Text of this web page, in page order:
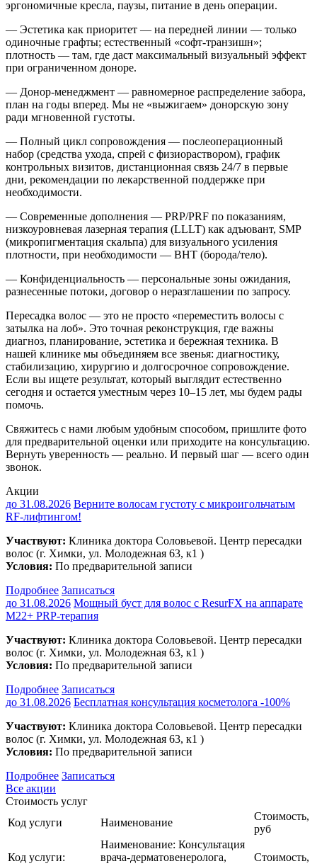
эргономичные кресла, паузы, питание в день операции.
— Эстетика как приоритет — на передней линии — только
одиночные графты; естественный «софт-транзишн»;
плотность — там, где даст максимальный визуальный эффект
при ограниченном доноре.
— Донор-менеджмент — равномерное распределение забора,
план на годы вперед. Мы не «выжигаем» донорскую зону
ради мгновенной густоты.
— Полный цикл сопровождения — послеоперационный
набор (средства ухода, спрей с физиораствором), график
контрольных визитов, дистанционная связь 24/7 в первые
дни, рекомендации по лекарственной поддержке при
необходимости.
— Современные дополнения — PRP/PRF по показаниям,
низкоуровневая лазерная терапия (LLLT) как адъювант, SMP
(микропигментация скальпа) для визуального усиления
плотности, при необходимости — BHT (борода/тело).
— Конфиденциальность — персональные зоны ожидания,
разнесенные потоки, договор о неразглашении по запросу.
Пересадка волос — это не просто «переместить волосы с
затылка на лоб». Это точная реконструкция, где важны
диагноз, планирование, эстетика и бережная техника. В
нашей клинике мы объединяем все звенья: диагностику,
стабилизацию, хирургию и долгосрочное сопровождение.
Если вы ищете результат, который выглядит естественно
сегодня и остается уместным через 10–15 лет, мы будем рады
помочь.
Свяжитесь с нами любым удобным способом, пришлите фото
для предварительной оценки или приходите на консультацию.
Вернуть уверенность — реально. И первый шаг — всего один
звонок.
Акции
до 31.08.2026 Верните волосам густоту с микроигольчатым
RF‑лифтингом!
Участвуют: Клиника доктора Соловьевой. Центр пересадки
волос (г. Химки, ул. Молодежная 63, к1 )
Условия: По предварительной записи
Подробнее Записаться
до 31.08.2026 Мощный буст для волос с ResurFX на аппарате
M22+ PRP-терапия
Участвуют: Клиника доктора Соловьевой. Центр пересадки
волос (г. Химки, ул. Молодежная 63, к1 )
Условия: По предварительной записи
Подробнее Записаться
до 31.08.2026 Бесплатная консультация косметолога -100%
Участвуют: Клиника доктора Соловьевой. Центр пересадки
волос (г. Химки, ул. Молодежная 63, к1 )
Условия: По предварительной записи
Подробнее Записаться
Все акции
Стоимость услуг
Код услуги
Наименование
Стоимость,
руб
Код услуги:
Наименование: Консультация
врача-дерматовенеролога,
Стоимость,